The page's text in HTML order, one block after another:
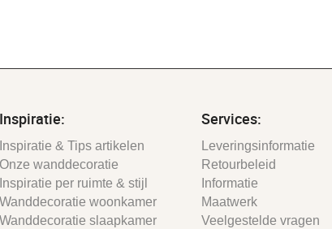
Inspiratie:
Inspiratie & Tips artikelen
Onze wanddecoratie
Inspiratie per ruimte & stijl
Wanddecoratie woonkamer
Wanddecoratie slaapkamer
Services:
Leveringsinformatie
Retourbeleid
Informatie
Maatwerk
Veelgestelde vragen